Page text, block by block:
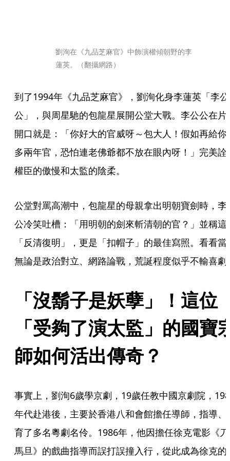
劉洵在《九品芝麻官》中飾演權傾朝野的李
蓮英。（翻攝網路）
到了1994年《九品芝麻官》，劉洵化身李蓮英「李公
公」，與周星馳的包龍星展開公堂大戰。李公公在片
開口就是：「你好大的官威呀～包大人！假如再給你
多兩年官，恐怕連老佛爺都不放在眼內呀！」完美詮
權臣的傲慢和太監的陰柔。
公堂對罵高潮中，包龍星的母親拿出明朝寶劍時，李
公冷笑吐槽：「用明朝的劍來斬清朝的官？」並稱這
「反清復明」，更是「扣帽子」的最佳寫照。看看當
無論是政治對立、網路論戰，荒誕程度似乎不輸喜劇
「沒鬍子是妖孽」！這位
「受夠了演太監」的國寶
師如何活出傳奇？
事實上，劉洵6歲學京劇，19歲任教中國京劇院，
年代赴港後，主要於香港八和會館擔任導師，指導、
育了多名粵劇名伶。1986年，他因擔任徐克電影《刀
馬旦》的戲曲指導而誤打誤撞入行，從此成為徐克的